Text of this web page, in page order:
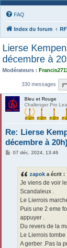
FAQ
Index du forum
Lierse
décembre à
Modérateurs :
330 messages
Bleu et Rouge
Challenger Pro
Re: Lierse
décembre à 20h)
M07 déc. 2024, 13:46
zapok a écrit :
Je viens de voir
Scandaleux .
Le Lierrois
Puis une 2 eme
appuyer .
Du revers de la
Le Lierrois
A gerber .Pas la